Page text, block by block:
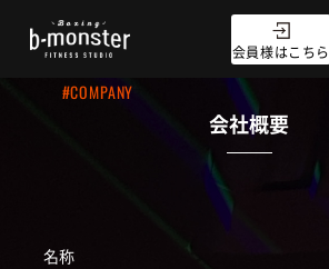
会員様はこちら
#COMPANY
会社概要
名称